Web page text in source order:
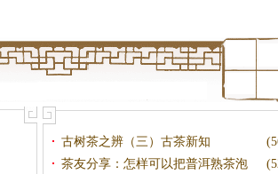
古树茶之辨（三）古茶新知
茶友分享：怎样可以把普洱熟茶泡